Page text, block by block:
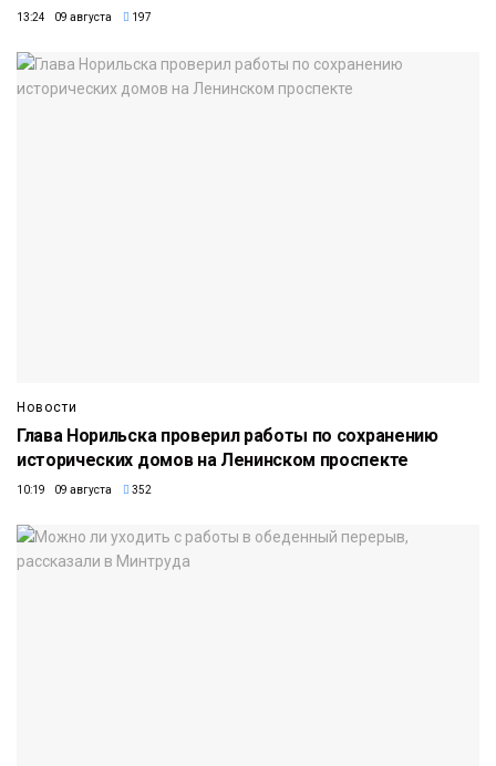
13:24 09 августа 197
Новости
Глава Норильска проверил работы по сохранению
исторических домов на Ленинском проспекте
10:19 09 августа 352